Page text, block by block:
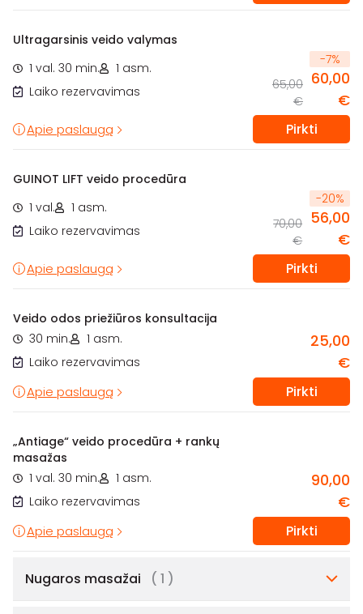
Ultragarsinis veido valymas
1 val. 30 min.
1 asm.
Laiko rezervavimas
-7%
65,00
€
60,00
€
Apie paslaugą Pirkti
GUINOT LIFT veido procedūra
1 val.
1 asm.
Laiko rezervavimas
-20%
70,00
€
56,00
€
Apie paslaugą Pirkti
Veido odos priežiūros konsultacija
30 min.
1 asm.
Laiko rezervavimas
25,00
€
Apie paslaugą Pirkti
„Antiage“ veido procedūra + rankų
masažas
1 val. 30 min.
1 asm.
Laiko rezervavimas
90,00
€
Apie paslaugą Pirkti
Nugaros masažai ( 1 )